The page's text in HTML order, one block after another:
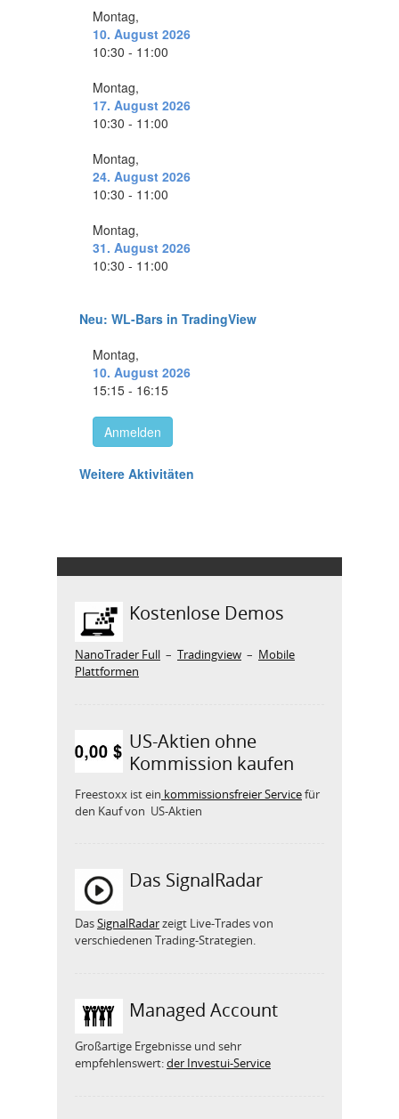
Kostenlose Demos
NanoTrader Full – Tradingview – Mobile
Plattformen
US-Aktien ohne
Kommission kaufen
Freestoxx ist ein kommissionsfreier Servicefür
den Kauf von US-Aktien
Das SignalRadar
DasSignalRadarzeigt Live-Trades von
verschiedenen Trading-Strategien.
Managed Account
Großartige Ergebnisse und sehr
empfehlenswert:der Investui-Service